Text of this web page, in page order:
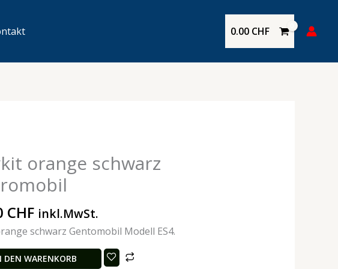
0.00 CHF
orange schwarz
CHF inkl.MwSt.
schwarz Gentomobil Modell ES4.
DEN WARENKORB